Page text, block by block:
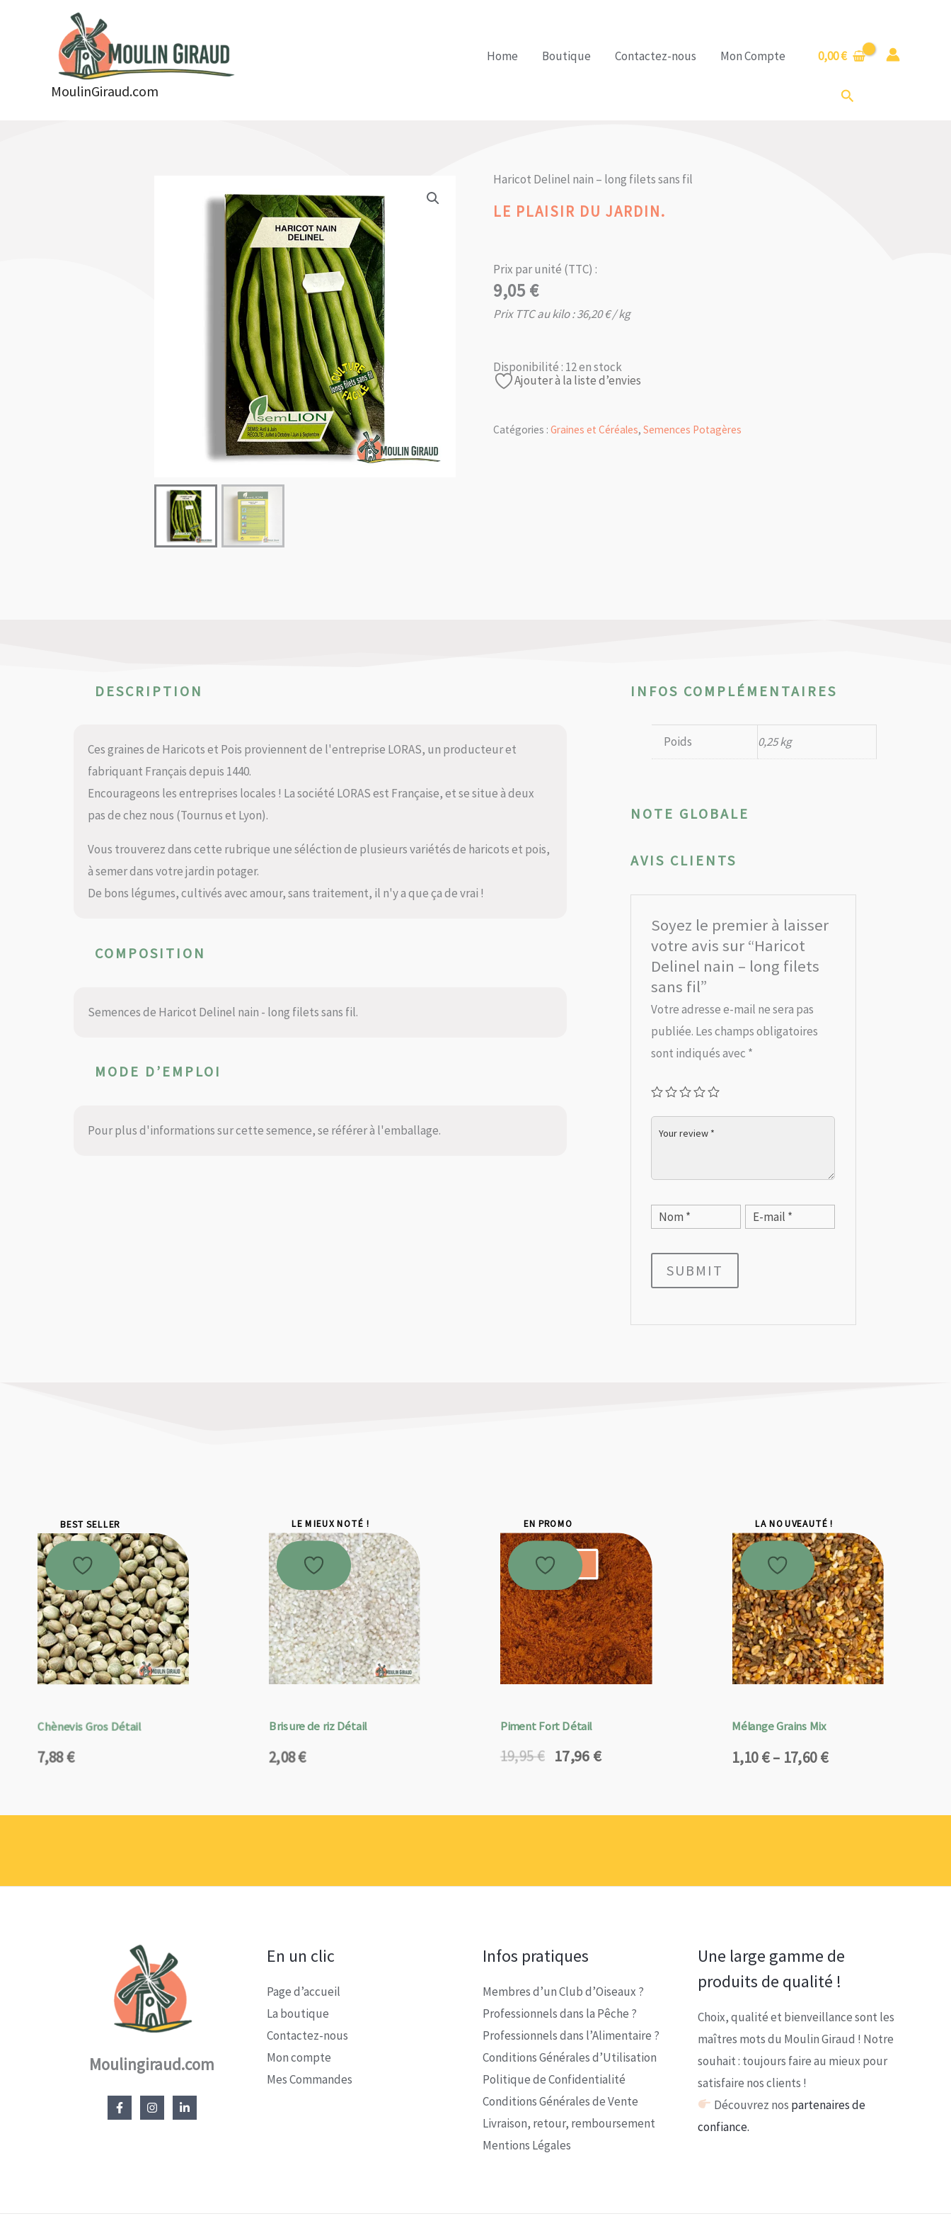
MoulinGiraud.com
Home Boutique Contactez-nous Mon Compte 0,00€
Rechercher
Haricot Delinel nain – long filets sans fil
LE PLAISIR DU JARDIN.
Prix par unité (TTC) :
9,05€
Prix TTC au kilo :36,20€/ kg
Disponibilité : 12 en stock
Ajouter à la liste d’envies
Catégories :Graines et Céréales,Semences Potagères
DESCRIPTION
Ces graines de Haricots et Pois proviennent de l'entreprise LORAS, un producteur et
fabriquant Français depuis 1440.
Encourageons les entreprises locales ! La société LORAS est Française, et se situe à deux
pas de chez nous (Tournus et Lyon).
Vous trouverez dans cette rubrique une séléction de plusieurs variétés de haricots et pois,
à semer dans votre jardin potager.
De bons légumes, cultivés avec amour, sans traitement, il n'y a que ça de vrai !
COMPOSITION
Semences de Haricot Delinel nain - long filets sans fil.
MODE D’EMPLOI
Pour plus d'informations sur cette semence, se référer à l'emballage.
INFOS COMPLÉMENTAIRES
Poids 0,25 kg
NOTE GLOBALE
AVIS CLIENTS
Soyez le premier à laisser
votre avis sur “Haricot
Delinel nain – long filets
sans fil”
Votre adresse e-mail ne sera pas
publiée. Les champs obligatoires
sont indiqués avec *
SUBMIT
BEST SELLER
Chènevis Gros Détail
7,88€
LE MIEUX NOTÉ !
Brisure de riz Détail
2,08€
EN PROMO
Promo !
Piment Fort Détail
19,95€
Le
était :
17,96 €
Le
est :
LA NOUVEAUTÉ !
Mélange Grains Mix
1,10€– 17,60€
Plage
1,10 €
Moulingiraud.com
En un clic
Page d’accueil
La boutique
Contactez-nous
Mon compte
Mes Commandes
Infos pratiques
Membres d’un Club d’Oiseaux ?
Professionnels dans la Pêche ?
Professionnels dans l’Alimentaire ?
Conditions Générales d’Utilisation
Politique de Confidentialité
Conditions Générales de Vente
Livraison, retour, remboursement
Mentions Légales
Une large gamme de
produits de qualité !
Choix, qualité et bienveillance sont les
maîtres mots du Moulin Giraud ! Notre
souhait : toujours faire au mieux pour
satisfaire nos clients !
Découvrez nos partenaires de
confiance.